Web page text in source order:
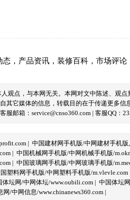
态 ， 产品资讯 ， 装修百科 ， 市场评论
人观点，与本网无关。本网对文中陈述、观
其它媒体的信息，转载目的在于传递更多
服邮箱：service@cnso360.com | 客服QQ：
| 中国建材网手机版/中网建材手机版
| 中国机械网手机版/中网机械手机版/
| 中国玻璃网手机版/中网玻璃手机版/
塑料网手机版/中网塑料手机版/m.vlevle.com
体坛网/中网体坛/www.oubili.com | 中国体坛
网/中网信息/www.chinanews360.com |